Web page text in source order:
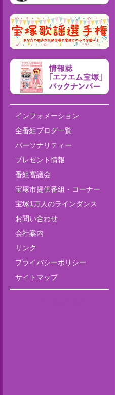
インフォメーション
全番組ブログ一覧
パーソナリティー
プレゼント情報
番組審議会
宝塚市提供番組・コーナー
宝塚1万人のラインダンス
お問い合わせ
会社案内
リンク
プライバシーポリシー
サイトマップ